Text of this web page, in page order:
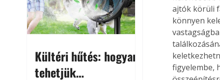
egyszerű óvintézkedéssel
azonban jelentősen
csökkenthetjük a hőség káros
Kültéri hűtés: hogyan
tehetjük
ajtók körüli
könnyen
figyelembe,